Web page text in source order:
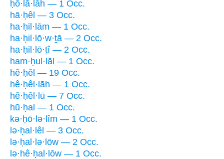
ḥō·lă·lāh — 1 Occ.
hā·ḥêl — 3 Occ.
ha·ḥil·lām — 1 Occ.
ha·ḥil·lō·w·ṯā — 2 Occ.
ha·ḥil·lō·ṯî — 2 Occ.
ham·ḥul·lāl — 1 Occ.
hê·ḥêl — 19 Occ.
hê·ḥêl·lāh — 1 Occ.
hê·ḥêl·lū — 7 Occ.
hū·ḥal — 1 Occ.
kə·ḥō·lə·lîm — 1 Occ.
lə·ḥal·lêl — 3 Occ.
lə·ḥal·lə·lōw — 2 Occ.
lə·hê·ḥal·lōw — 1 Occ.